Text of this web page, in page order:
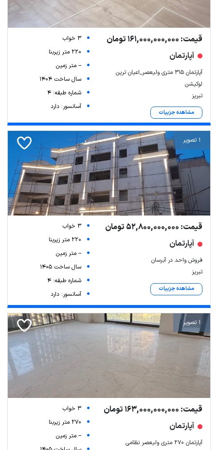
قیمت: 161,000,000,000 تومان
آپارتمان
آپارتمان ۳۱۵ متری ولیعصر_اعیان ترین
لوکیشن
تبریز
مشاهده جزییات
3 خواب
220 متر زیربنا
-- متر زمین
سال ساخت 1404
شماره طبقه: 4
آسانسور: دارد
1 تصویر
قیمت: 52,800,000,000 تومان
آپارتمان
فروش واحد در آبرسان
تبریز
مشاهده جزییات
3 خواب
220 متر زیربنا
-- متر زمین
سال ساخت 1405
شماره طبقه: 4
آسانسور: دارد
1 تصویر
قیمت: 163,000,000,000 تومان
آپارتمان
آپارتمان ۲۷۰ متری ولیعصر نظامی
3 خواب
270 متر زیربنا
-- متر زمین